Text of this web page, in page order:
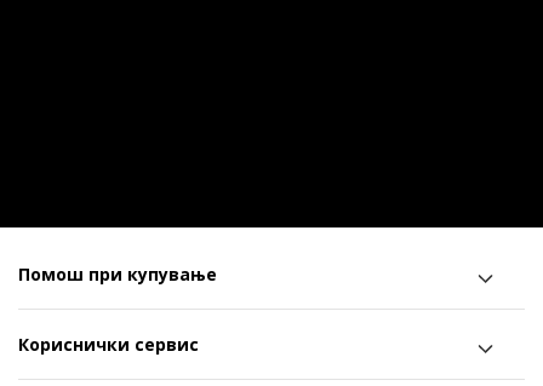
Помош при купување
Кориснички сервис